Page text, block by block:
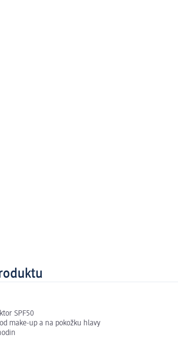
SPF50
make-up a na pokožku hlavy